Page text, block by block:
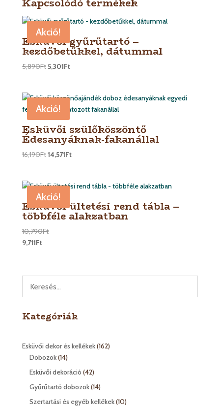
Akció!
Esküvői gyűrűtartó –
kezdőbetűkkel, dátummal
5,890Ft5,301Ft
Akció!
Esküvői szülőköszöntő
Édesanyáknak-fakanállal
16,190Ft14,571Ft
Akció!
Esküvői ültetési rend tábla –
többféle alakzatban
10,790Ft
9,711Ft
Kategóriák
Esküvői dekor és kellékek 162162
Dobozok 1414
termék
Esküvői dekoráció 4242
termék
Gyűrűtartó dobozok 1414
termék
Szertartási és egyéb kellékek 1010